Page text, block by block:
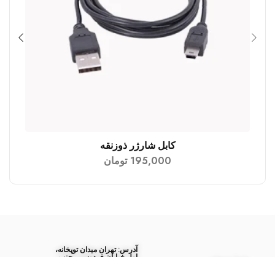
افزودن به سبد خرید
کابل شارژر ذوزنقه
195,000 تومان
آدرس: تهران میدان توپخانه،